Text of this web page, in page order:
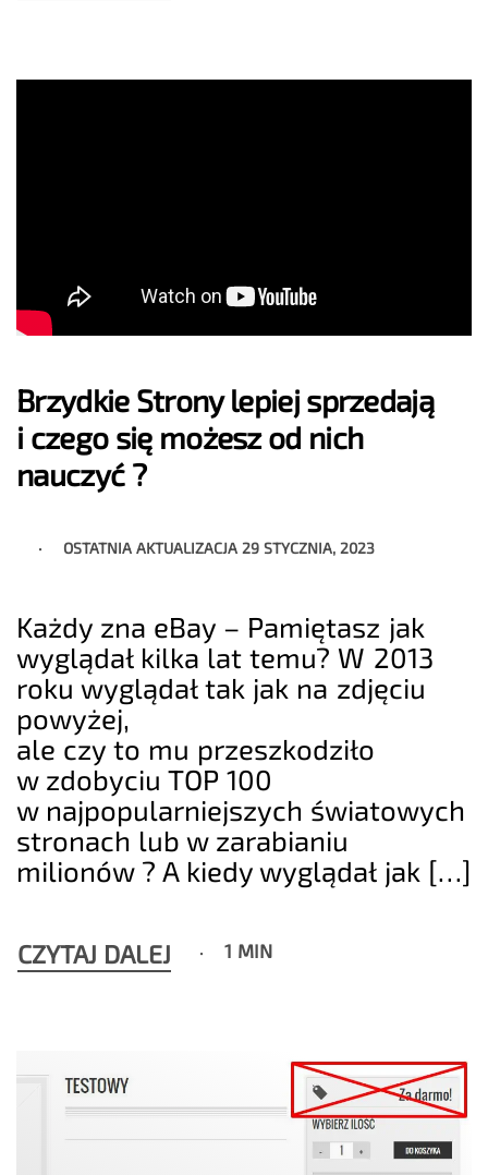
Brzydkie Strony lepiej sprzedają
i czego się możesz od nich
nauczyć ?
OSTATNIA AKTUALIZACJA 29 STYCZNIA, 2023
Każdy zna eBay – Pamiętasz jak
wyglądał kilka lat temu? W 2013
roku wyglądał tak jak na zdjęciu
powyżej,
ale czy to mu przeszkodziło
w zdobyciu TOP 100
w najpopularniejszych światowych
stronach lub w zarabianiu
milionów ? A kiedy wyglądał jak […]
CZYTAJ DALEJ 1 MIN